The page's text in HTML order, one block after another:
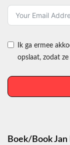
Ik ga ermee
opslaat, zodat
Boek/Book Jan